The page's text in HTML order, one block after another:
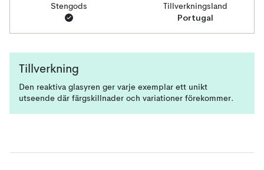
Stengods Tillverkningsland
Portugal
Tillverkning
Den reaktiva glasyren ger varje exemplar ett unikt
utseende där färgskillnader och variationer förekommer.